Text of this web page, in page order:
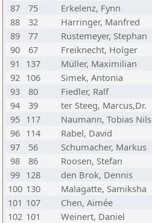
87
75 Erkelenz, Fynn
88
32 Harringer, Manfred
89
77 Rustemeyer, Stephan
90
67 Freiknecht, Holger
91
137 Müller, Maximilian
92 106 Simek, Antonia
93
80 Fiedler, Ralf
94
39 ter Steeg, Marcus,Dr.
95 117 Naumann, Tobias Nils
96 114 Rabel, David
97
56 Schumacher, Markus
98
86 Roosen, Stefan
99 128 den Brok, Dennis
100 130 Malagatte, Samiksha
101 107 Chen, Aimée
102 101 Weinert, Daniel